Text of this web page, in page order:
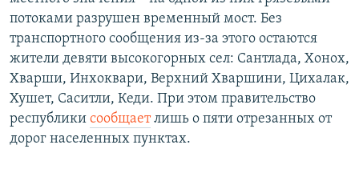
потоками разрушен временный мост. Без
транспортного сообщения из-за этого остаются
жители девяти высокогорных сел: Сантлада, Хонох,
Хварши, Инхоквари, Верхний Хваршини, Цихалак,
Хушет, Саситли, Кеди. При этом правительство
республики сообщаетлишь о пяти отрезанных от
дорог населенных пунктах.